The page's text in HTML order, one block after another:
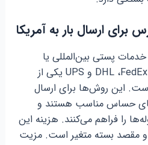
ارسال بار به آمریکا
خدمات پستی بین‌المللی یا
شرکت‌های اکسپرس مانند DHL ،FedEx و UPS یکی از
این روش‌ها برای ارسال
حساس مناسب هستند و
را فراهم می‌کنند. هزینه این
و مقصد بسته متغیر است. مزیت